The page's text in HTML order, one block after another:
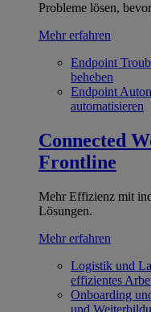
Probleme lösen,
Mehr erfahren
Endpoint
beheben
Endpoint
automatisieren
Connected
Frontline
Mehr Effizienz mit
Lösungen.
Mehr erfahren
Logistik und
effizientes
Onboarding